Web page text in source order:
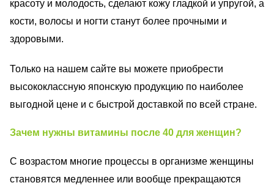
красоту и молодость, сделают кожу гладкой и упругой, а
кости, волосы и ногти станут более прочными и
здоровыми.
Только на нашем сайте вы можете приобрести
высококлассную японскую продукцию по наиболее
выгодной цене и с быстрой доставкой по всей стране.
Зачем нужны витамины после 40 для женщин?
С возрастом многие процессы в организме женщины
становятся медленнее или вообще прекращаются